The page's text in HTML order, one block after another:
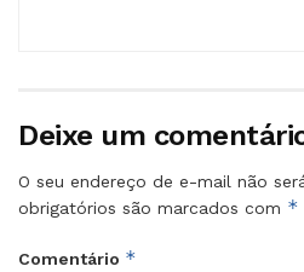
Deixe um
O seu endereço de e-mail não
obrigatórios são marcados com *
Comentário *